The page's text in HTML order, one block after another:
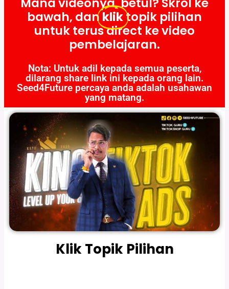
bawah, dankliktopik pilihan
untuk terus direct ke video
pembelajaran.
Nota: Untuk adil kepada semua peserta,
dilarang share link ini kepada orang lain.
Seed4Future percaya anda adalah usahawan
yang matang.
Klik Topik Pilihan